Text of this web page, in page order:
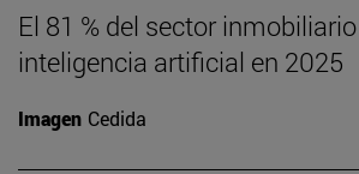
El 81 % del sector
inteligencia artificial en 2025
Imagen Cedida